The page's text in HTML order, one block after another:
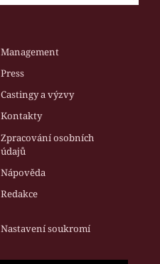
Management
Press
Castingy a výzvy
Kontakty
Zpracování osobních
údajů
Nápověda
Redakce
Nastavení soukromí